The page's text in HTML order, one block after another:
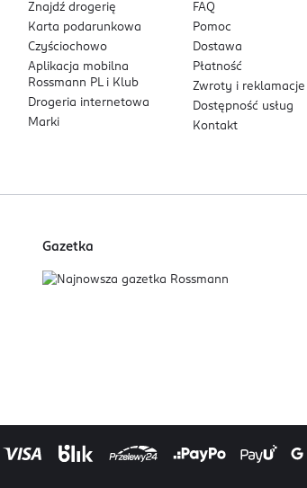
Znajdź drogerię
Karta podarunkowa
Czyściochowo
Aplikacja mobilna
Rossmann PL i Klub
Drogeria internetowa
Marki
FAQ
Pomoc
Dostawa
Płatność
Zwroty i reklamacje
Dostępność usług
Kontakt
Gazetka